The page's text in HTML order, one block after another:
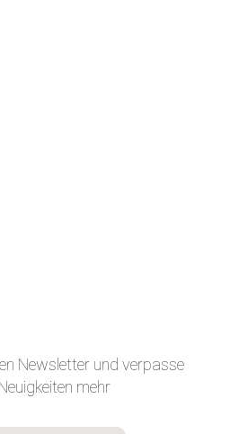
Newsletter und verpasse
mehr